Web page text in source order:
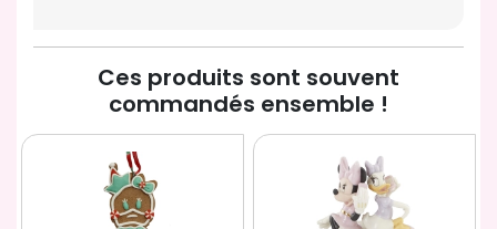
Ces produits sont souvent
commandés ensemble !